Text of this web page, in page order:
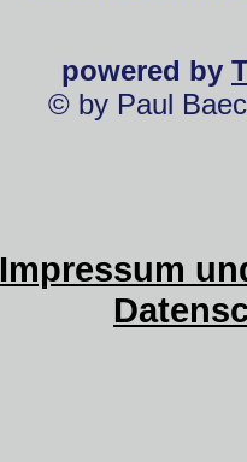
powered by
© by Paul
Impressum